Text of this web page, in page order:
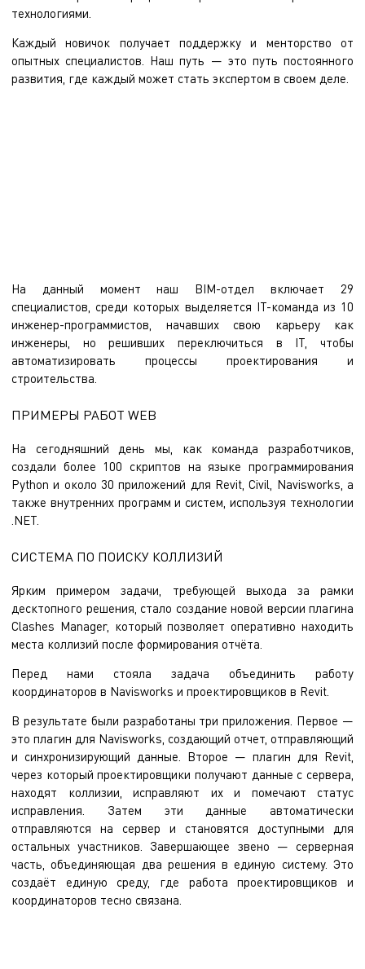
технологиями.
Каждый новичок получает поддержку и менторство от
опытных специалистов. Наш путь — это путь постоянного
развития, где каждый может стать экспертом в своем деле.
На данный момент наш BIM-отдел включает 29
специалистов, среди которых выделяется IT-команда из 10
инженер-программистов, начавших свою карьеру как
инженеры, но решивших переключиться в IT, чтобы
автоматизировать процессы проектирования и
строительства.
ПРИМЕРЫ РАБОТ WEB
На сегодняшний день мы, как команда разработчиков,
создали более 100 скриптов на языке программирования
Python и около 30 приложений для Revit, Civil, Navisworks, а
также внутренних программ и систем, используя технологии
.NET.
СИСТЕМА ПО ПОИСКУ КОЛЛИЗИЙ
Ярким примером задачи, требующей выхода за рамки
десктопного решения, стало создание новой версии плагина
Clashes Manager, который позволяет оперативно находить
места коллизий после формирования отчёта.
Перед нами стояла задача объединить работу
координаторов в Navisworks и проектировщиков в Revit.
В результате были разработаны три приложения. Первое —
это плагин для Navisworks, создающий отчет, отправляющий
и синхронизирующий данные. Второе — плагин для Revit,
через который проектировщики получают данные с сервера,
находят коллизии, исправляют их и помечают статус
исправления. Затем эти данные автоматически
отправляются на сервер и становятся доступными для
остальных участников. Завершающее звено — серверная
часть, объединяющая два решения в единую систему. Это
создаёт единую среду, где работа проектировщиков и
координаторов тесно связана.